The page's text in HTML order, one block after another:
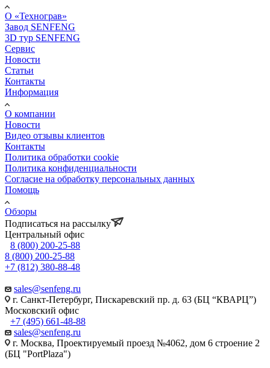
О «Технограв»
Завод SENFENG
3D тур SENFENG
Сервис
Новости
Статьи
Контакты
Информация
О компании
Новости
Видео отзывы клиентов
Контакты
Политика обработки cookie
Политика конфиденциальности
Согласие на обработку персональных данных
Помощь
Обзоры
Подписаться на рассылку
Центральный офис
8 (800) 200-25-88
8 (800) 200-25-88
+7 (812) 380-88-48
sales@senfeng.ru
г. Санкт-Петербург, Пискаревский пр. д. 63 (БЦ “КВАРЦ”)
Московский офис
+7 (495) 661-48-88
sales@senfeng.ru
г. Москва, Проектируемый проезд №4062, дом 6 строение 2
(БЦ "PortPlaza")